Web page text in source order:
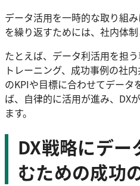
データ活用を一時的な取り組
を繰り返すためには、社内体
たとえば、データ利活用を担
トレーニング、成功事例の社
のKPIや目標に合わせてデータ
ば、自律的に活用が進み、DX
ます。
DX戦略にデ
むための成功